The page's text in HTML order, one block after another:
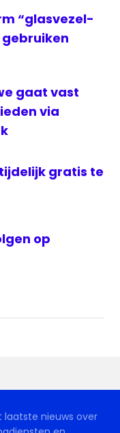
“glasvezel-
gaat vast
via
tijdelijk gratis te
op
laatste nieuws over